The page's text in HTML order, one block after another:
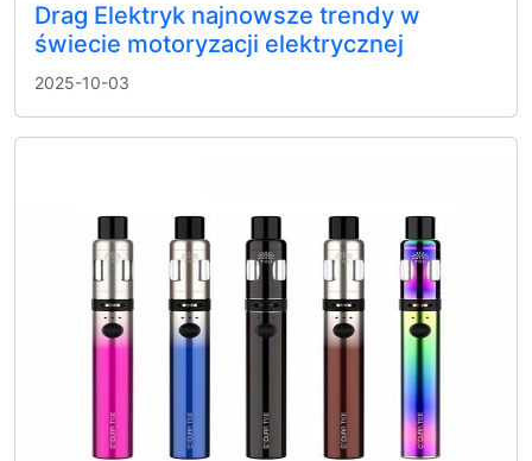
Drag Elektryk najnowsze trendy w
świecie motoryzacji elektrycznej
2025-10-03